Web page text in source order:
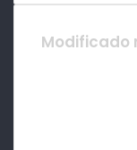
Modificado